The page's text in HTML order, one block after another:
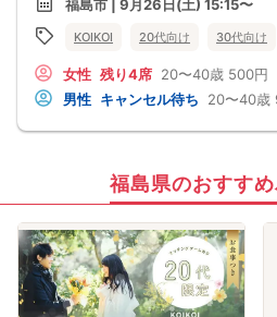
福島市 | 9月26日(土) 15:15〜
KOIKOI 20代向け 30代向け
女性 残り4席 20〜40歳 500円
男性 キャンセル待ち 20〜40歳
福島県のおすす